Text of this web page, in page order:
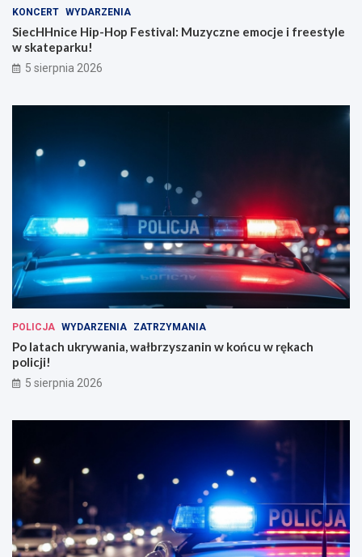
KONCERT WYDARZENIA
SiecHHnice Hip-Hop Festival: Muzyczne emocje i freestyle
w skateparku!
5 sierpnia 2026
POLICJA WYDARZENIA ZATRZYMANIA
Po latach ukrywania, wałbrzyszanin w końcu w rękach
policji!
5 sierpnia 2026